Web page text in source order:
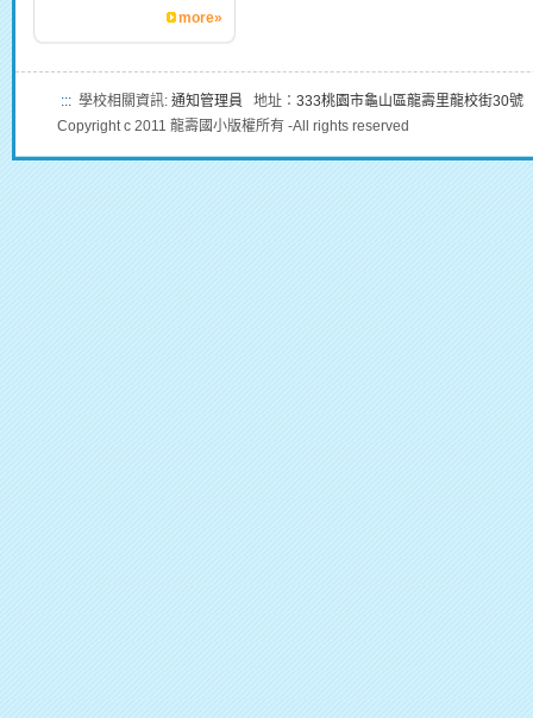
more»
::: 學校相關資訊: 通知管理員 地址： 333桃園市龜山區龍壽里龍校街30號
Copyright c 2011 龍壽國小版權所有 -All rights reserved